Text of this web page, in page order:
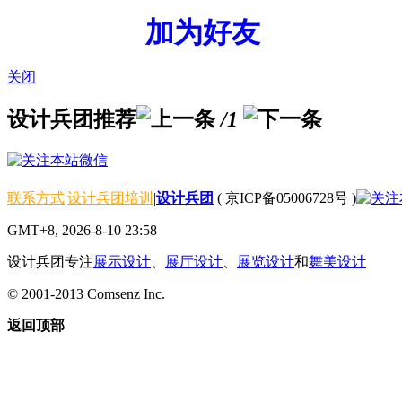
加为好友
关闭
设计兵团推荐 /1
联系方式|设计兵团培训 |设计兵团 ( 京ICP备05006728号 )
GMT+8, 2026-8-10 23:58
设计兵团专注展示设计 展厅设计 展览设计和舞美设计
© 2001-2013 Comsenz Inc.
返回顶部